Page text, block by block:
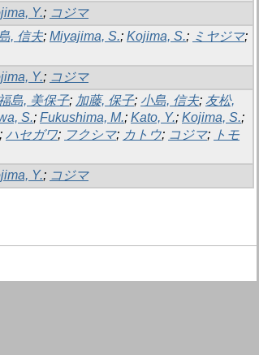
Y.; コジマ
, 信夫; Miyajima, S.; Kojima, S.; ミヤジマ;
Y.; コジマ
島, 美保子; 加藤, 保子; 小島, 信夫; 友松,
S.; Fukushima, M.; Kato, Y.; Kojima, S.;
; ハセガワ; フクシマ; カトウ; コジマ; トモ
Y.; コジマ